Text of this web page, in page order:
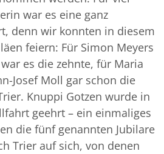
war es eine ganz
denn wir konnten in diesem
feiern: Für Simon Meyers
es die zehnte, für Maria
Josef Moll gar schon die
Knuppi Gotzen wurde in
geehrt – ein einmaliges
die fünf genannten Jubilare
Trier auf sich, von denen